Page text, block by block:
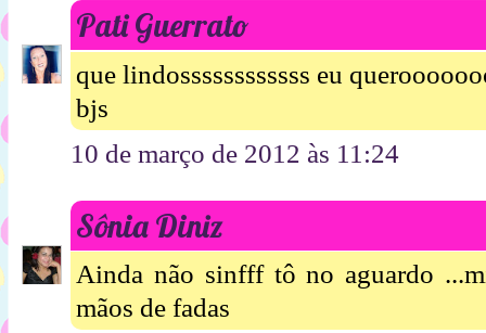
Pati Guerrato
que lindossssssssssss eu
bjs
10 de março de 2012 às 11:24
Sônia Diniz
Ainda não sinfff tô no aguardo
mãos de fadas